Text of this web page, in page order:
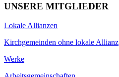
UNSERE MITGLIEDER
Lokale Allianzen
Kirchgemeinden ohne lokale Allianz
Werke